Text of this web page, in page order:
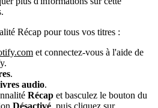
Récap pour tous vos titres :
et connectez-vous à l'aide de
.
audio.
Récap et basculez le bouton du
Désactivé, puis cliquez sur